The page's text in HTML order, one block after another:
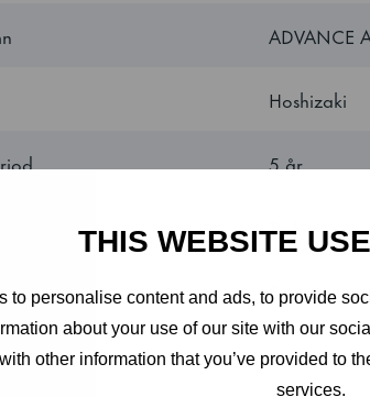
THIS WEBSITE
to personalise content and ads, to provide
about your use of our site with our
other information that you’ve provided to
services.
ADVANCE
Hoshizaki
5 år
Turkiet
Frysbänk
2 grå